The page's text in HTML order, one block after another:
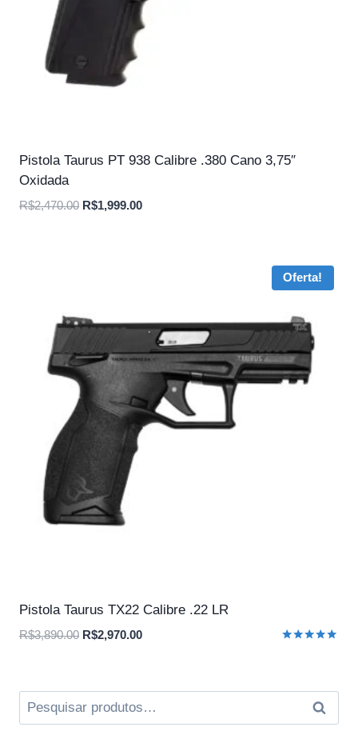
Pistola Taurus PT 938 Calibre .380 Cano 3,75″
Oxidada
R$2,470.00 O
R$1,999.00O
Oferta!
Pistola Taurus TX22 Calibre .22 LR
R$3,890.00 O
era:
R$3,890.00.
R$2,970.00O
é:
R$2,970.00.
Pesquisar
por: